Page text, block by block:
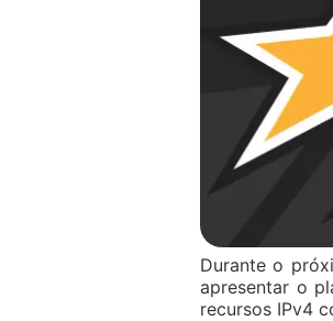
Durante o
apresentar o
recursos IPv4